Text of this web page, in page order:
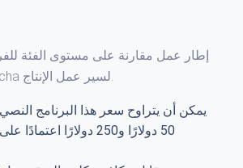
إطار عمل مقارنة على مستوى الفئة
موفري حلول captcha لسير عمل الإنتاج.
يمكن أن يتراوح سعر هذا البرنامج
50 دولارًا و250 دولارًا